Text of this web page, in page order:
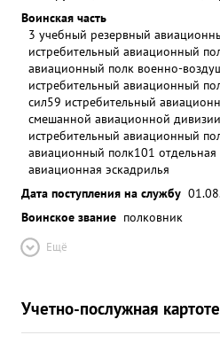
Воинская часть
3 учебный резервный
истребительный авиационный
авиационный полк военно-
истребительный авиационный
сил59 истребительный
смешанной авиационной дивизии
истребительный авиационный
авиационный полк101 отдельная
авиационная эскадрилья
Дата поступления на службу
Воинское звание полковник
Ещё
Учетно-послужная